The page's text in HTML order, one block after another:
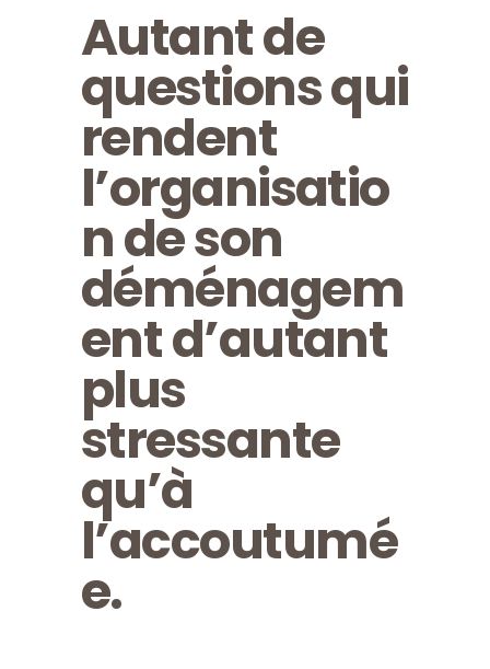
Autant de
questions qui
rendent
l’organisatio
n de son
déménagem
ent d’autant
plus
stressante
qu’à
l’accoutumé
e.